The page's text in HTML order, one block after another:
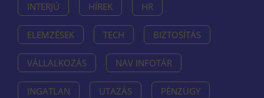
INTERJÚ HÍREK HR
ELEMZÉSEK TECH BIZTOSÍTÁS
VÁLLALKOZÁS NAV INFOTÁR
INGATLAN UTAZÁS PÉNZÜGY